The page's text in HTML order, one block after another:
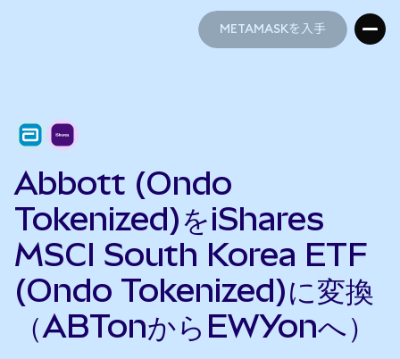
METAMASKを入手
Abbott (Ondo
Tokenized)をiShares
MSCI South Korea ETF
(Ondo Tokenized)に変換
（ABTonからEWYonへ）